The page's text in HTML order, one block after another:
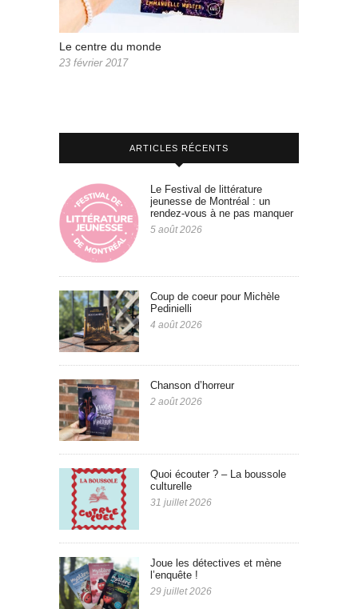
Le centre du monde
23 février 2017
ARTICLES RÉCENTS
Le Festival de littérature
jeunesse de Montréal : un
rendez-vous à ne pas manquer
5 août 2026
Coup de coeur pour Michèle
Pedinielli
4 août 2026
Chanson d’horreur
2 août 2026
Quoi écouter ? – La boussole
culturelle
31 juillet 2026
Joue les détectives et mène
l’enquête !
29 juillet 2026